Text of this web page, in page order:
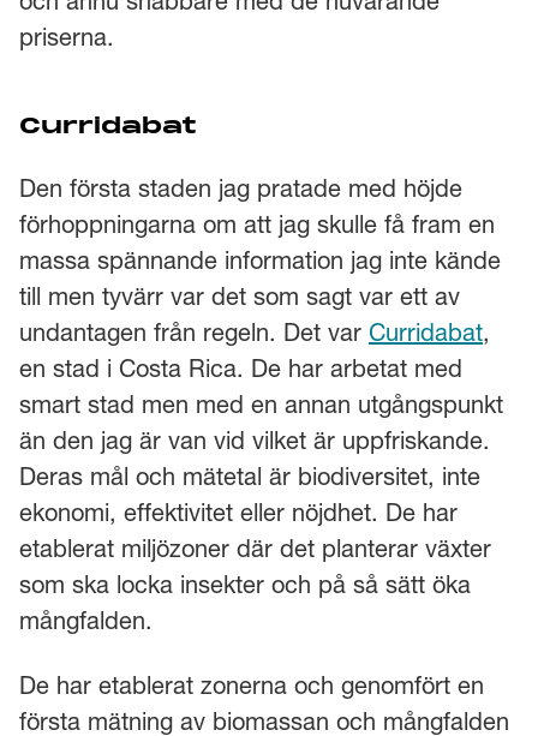
priserna.
Curridabat
Den första staden jag pratade med höjde
förhoppningarna om att jag skulle få fram en
massa spännande information jag inte kände
till men tyvärr var det som sagt var ett av
undantagen från regeln. Det var Curridabat,
en stad i Costa Rica. De har arbetat med
smart stad men med en annan utgångspunkt
än den jag är van vid vilket är uppfriskande.
Deras mål och mätetal är biodiversitet, inte
ekonomi, effektivitet eller nöjdhet. De har
etablerat miljözoner där det planterar växter
som ska locka insekter och på så sätt öka
mångfalden.
De har etablerat zonerna och genomfört en
första mätning av biomassan och mångfalden